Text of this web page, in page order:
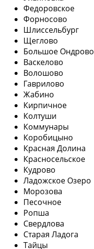
Федоровское
Форносово
Шлиссельбург
Щеглово
Большое Ондрово
Васкелово
Волошово
Гаврилово
Жабино
Кирпичное
Колтуши
Коммунары
Коробицыно
Красная Долина
Красносельское
Кудрово
Ладожское Озеро
Морозова
Песочное
Ропша
Свердлова
Старая Ладога
Тайцы